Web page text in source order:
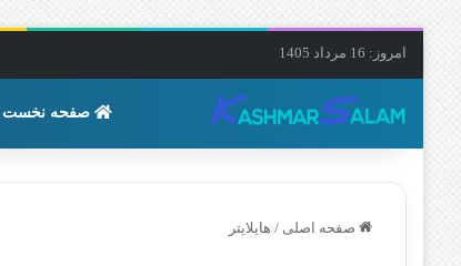
امروز: 16 مرداد 1405
صفحه نخست
صفحه اصلی / هایلایتر